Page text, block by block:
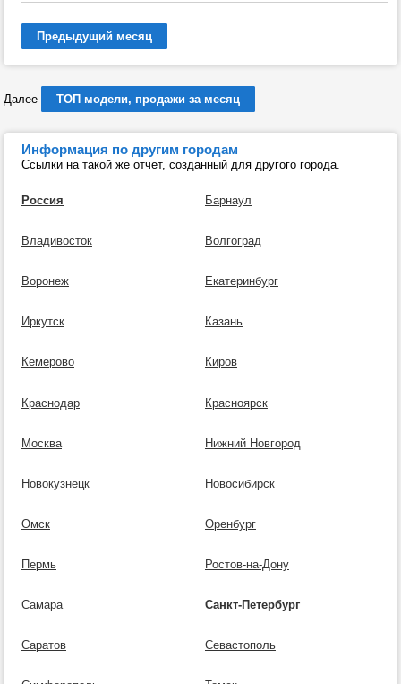
Предыдущий месяц
Далее ТОП модели, продажи за месяц
Информация по другим городам
Ссылки на такой же отчет, созданный для другого города.
Россия Барнаул
Владивосток Волгоград
Воронеж Екатеринбург
Иркутск Казань
Кемерово Киров
Краснодар Красноярск
Москва Нижний Новгород
Новокузнецк Новосибирск
Омск Оренбург
Пермь Ростов-на-Дону
Самара Санкт-Петербург
Саратов Севастополь